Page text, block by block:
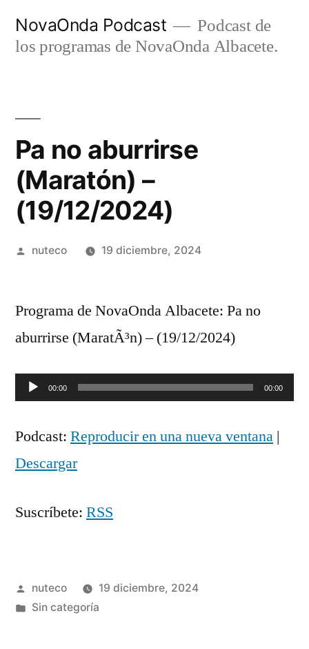
NovaOnda Podcast
Podcast de
los programas de NovaOnda Albacete.
Pa no aburrirse
(Maratón) –
(19/12/2024)
Publicada
nuteco 19 diciembre, 2024
Programa de NovaOnda Albacete: Pa no
aburrirse (MaratÃ³n) – (19/12/2024)
Reproductor
audio
00:00 00:00
Podcast: Reproducir en una nueva ventana |
Descargar
Suscríbete: RSS
Publicada
por
nuteco
19 diciembre, 2024
Publicada
Sin categoría